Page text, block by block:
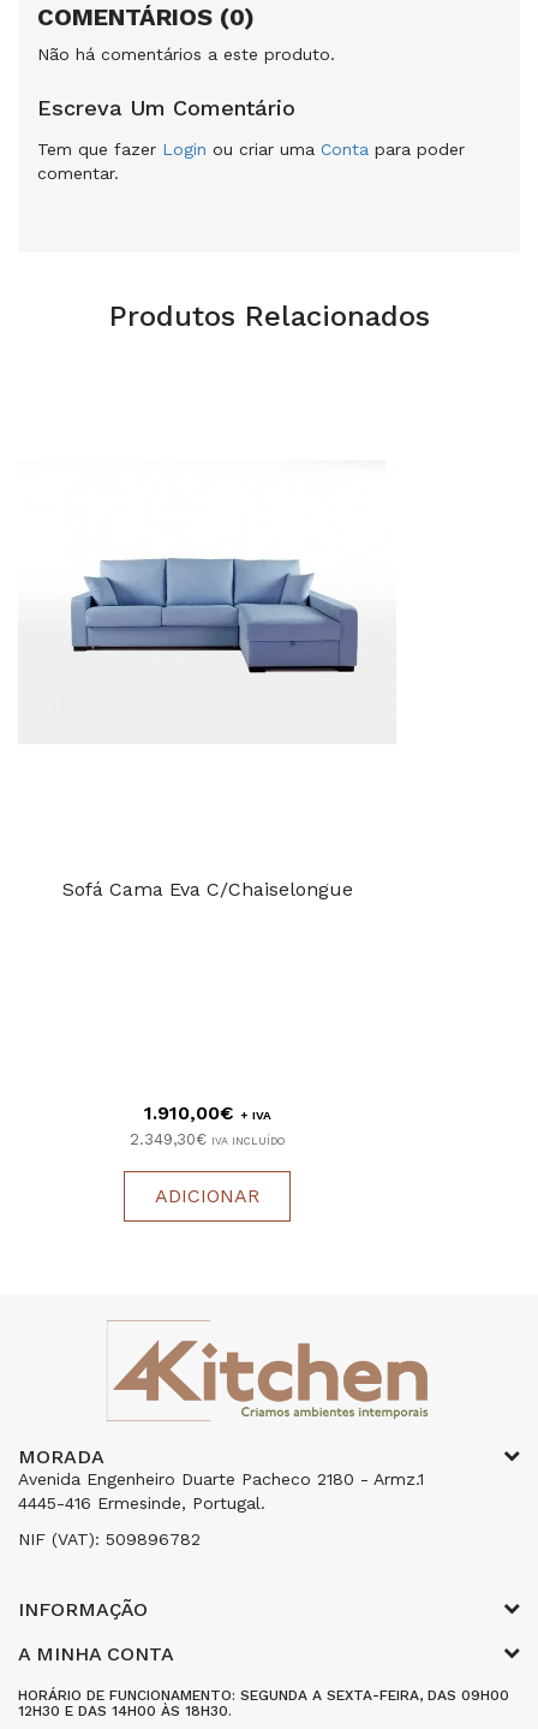
COMENTÁRIOS (0)
Não há comentários a este produto.
Escreva Um Comentário
Tem que fazer Login ou criar uma Conta para poder
comentar.
Produtos Relacionados
Sofá Cama Eva C/Chaiselongue
1.910,00€ + IVA
2.349,30€ IVA INCLUÍDO
ADICIONAR
MORADA
Avenida Engenheiro Duarte Pacheco 2180 - Armz.1
4445-416 Ermesinde, Portugal.
NIF (VAT): 509896782
INFORMAÇÃO
A MINHA CONTA
HORÁRIO DE FUNCIONAMENTO: SEGUNDA A SEXTA-FEIRA, DAS 09H00
12H30 E DAS 14H00 ÀS 18H30.